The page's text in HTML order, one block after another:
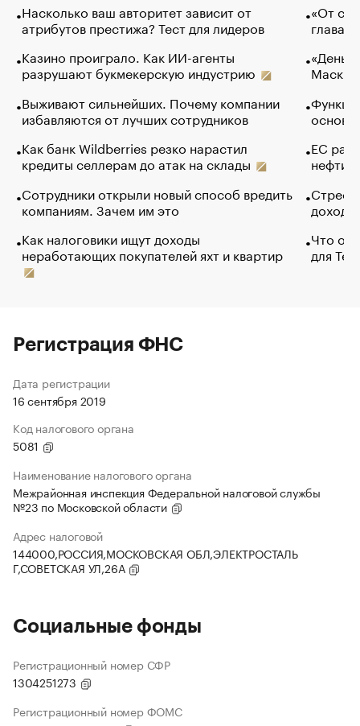
Насколько ваш авторитет зависит от
атрибутов престижа? Тест для лидеров
Казино проиграло. Как ИИ-агенты
разрушают букмекерскую индустрию
Выживают сильнейших. Почему компании
избавляются от лучших сотрудников
Как банк Wildberries резко нарастил
кредиты селлерам до атак на склады
Сотрудники открыли новый способ вредить
компаниям. Зачем им это
Как налоговики ищут доходы
неработающих покупателей яхт и квартир
«От
глава
Маск в
основ
ЕС
нефти
Что
для
Регистрация ФНС
Дата регистрации
16 сентября 2019
Код налогового органа
5081
Наименование налогового органа
Межрайонная инспекция Федеральной налоговой службы
№23 по Московской области
Адрес налоговой
144000,РОССИЯ,МОСКОВСКАЯ ОБЛ,ЭЛЕКТРОСТАЛЬ
Г,СОВЕТСКАЯ УЛ,26А
Социальные фонды
Регистрационный номер СФР
1304251273
Регистрационный номер ФОМС